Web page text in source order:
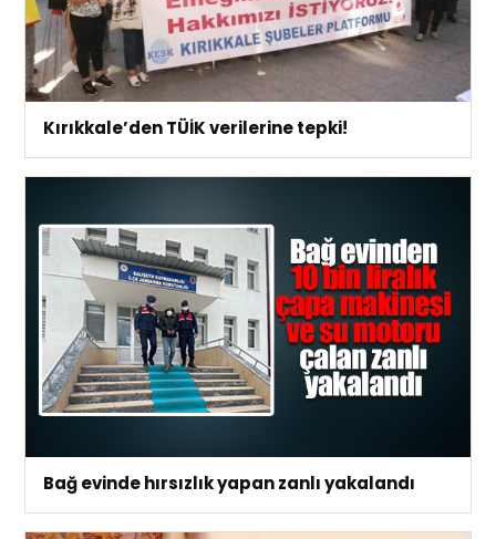
Kırıkkale’den TÜİK verilerine tepki!
Bağ evinde hırsızlık yapan zanlı yakalandı